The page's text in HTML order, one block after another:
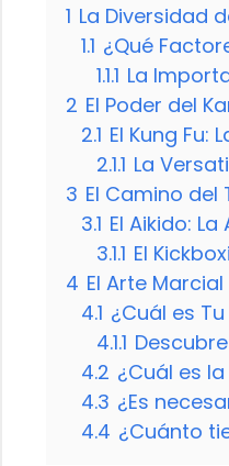
1 La Diversidad
1.1 ¿Qué
1.1.1 La
2 El Poder del
2.1 El Kung Fu:
2.1.1 La
3 El Camino del
3.1 El Aikido:
3.1.1 El
4 El Arte
4.1 ¿Cuál es
4.1.1
4.2 ¿Cuál es
4.3 ¿Es
4.4 ¿Cuánto